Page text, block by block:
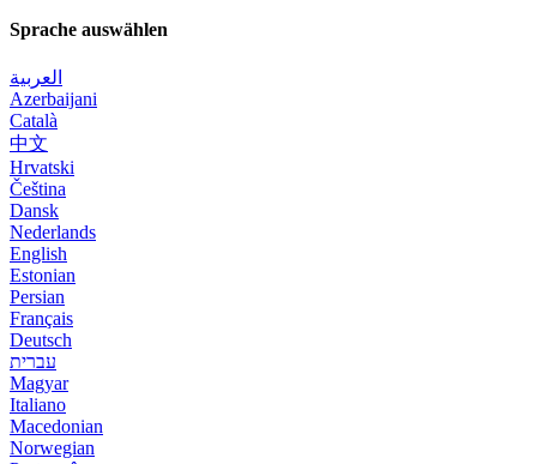
Sprache auswählen
العربية
Azerbaijani
Català
中文
Hrvatski
Čeština
Dansk
Nederlands
English
Estonian
Persian
Français
Deutsch
עברית
Magyar
Italiano
Macedonian
Norwegian